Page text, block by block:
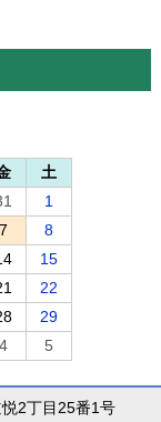
土
1
7
8
15
22
29
4 5
悦2丁目25番1号